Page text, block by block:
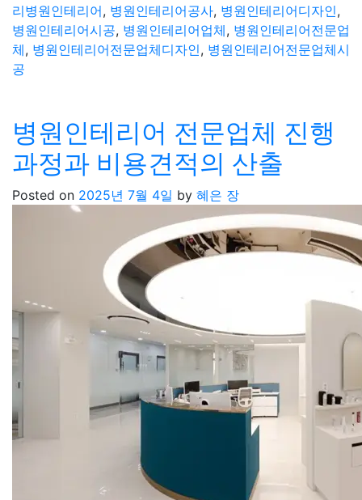
리병원인테리어, 병원인테리어공사, 병원인테리어디자인,
병원인테리어시공, 병원인테리어업체, 병원인테리어전문업
체, 병원인테리어전문업체디자인, 병원인테리어전문업체시
공
병원인테리어 전문업체 진행
과정과 비용견적의 산출
Posted on 2025년 7월 4일 by 혜은 장